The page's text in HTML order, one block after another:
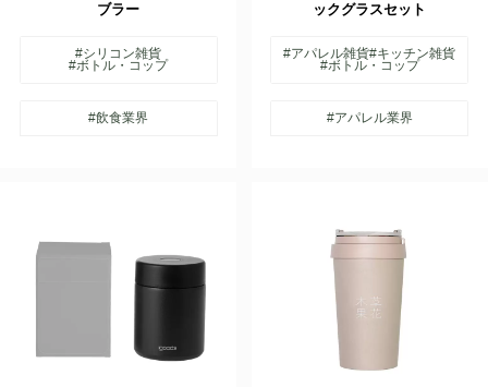
ブラー
#シリコン雑貨
#ボトル・コップ
#飲食業界
ックグラスセット
#アパレル雑貨#キッチン雑貨
#ボトル・コップ
#アパレル業界